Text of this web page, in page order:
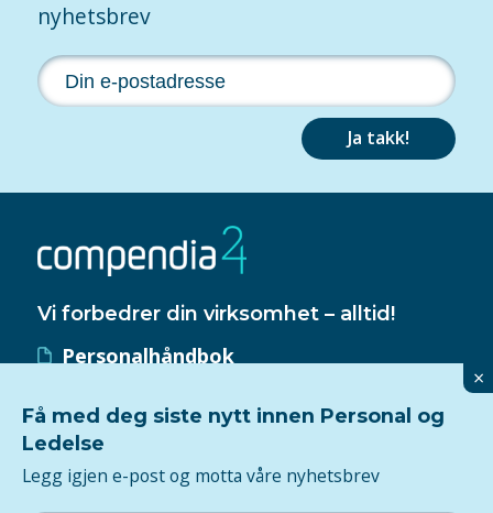
nyhetsbrev
Ja takk!
Vi forbedrer din virksomhet – alltid!
Personalhåndbok
Kvalitetssystem
ISO 9001-sertifisering
×
Få med deg siste nytt innen Personal og
Ledelse
Legg igjen e-post og motta våre nyhetsbrev